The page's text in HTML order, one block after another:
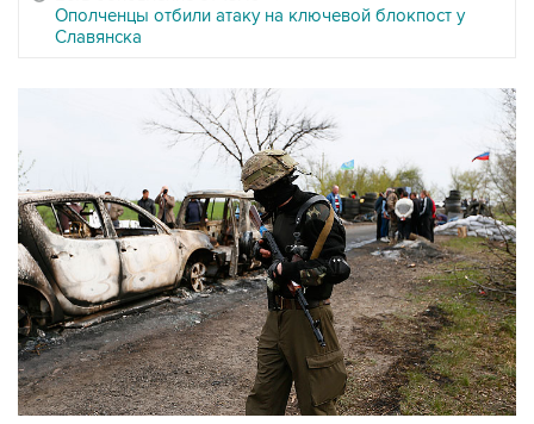
Ополченцы отбили атаку на ключевой блокпост у
Славянска